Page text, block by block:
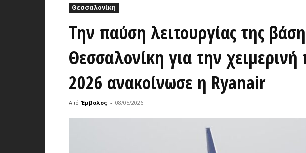
Θεσσαλονίκη
Την παύση λειτουργίας της
Θεσσαλονίκη για την χειμερινή
2026 ανακοίνωσε η Ryanair
Από Έμβολος - 08/05/2026